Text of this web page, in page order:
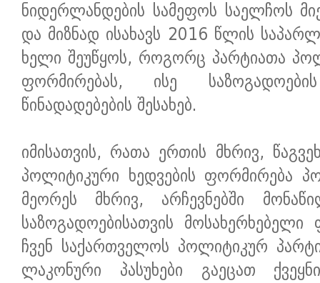
ნიდერლანდების სამეფოს საელჩოს
და მიზნად ისახავს 2016 წლის
ხელი შეუწყოს, როგორც პარტიათა
ფორმირებას, ისე
წინადადებების შესახებ.
იმისათვის, რათა ერთის მხრივ,
პოლიტიკური ხედვების ფორმირება
მეორეს მხრივ, არჩევნებში
საზოგადოებისათვის
ჩვენ საქართველოს პოლიტიკურ
ლაკონური პასუხები გაეცათ